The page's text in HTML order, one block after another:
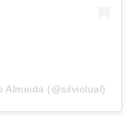
Almeida (@silviolual)